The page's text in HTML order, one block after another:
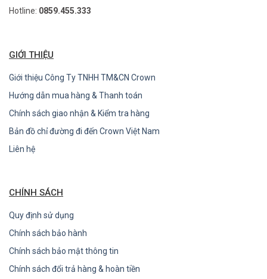
Hotline: 0859.455.333
GIỚI THIỆU
Giới thiệu Công Ty TNHH TM&CN Crown
Hướng dẫn mua hàng & Thanh toán
Chính sách giao nhận & Kiểm tra hàng
Bản đồ chỉ đường đi đến Crown Việt Nam
Liên hệ
CHÍNH SÁCH
Quy định sử dụng
Chính sách bảo hành
Chính sách bảo mật thông tin
Chính sách đổi trả hàng & hoàn tiền